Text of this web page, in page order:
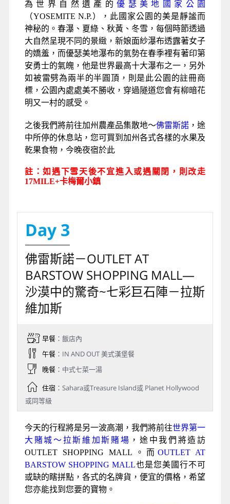
為世界自然遺產的優瑟美地國家公園
（YOSEMITE N.P.），此國家公園的美是靜謐而
神秘的。春瀑、夏綠、秋黃、冬雪，每個時節透過
大自然呈現不同的景緻，新娘面紗瀑布透露著女子
的嬌羞，而優瑟美地瀑布的氣勢在春季裡有著印第
安勇士的氣魄，他是世界最高十大瀑布之一，另外
如被雷劈為兩半的半圓頂，則是此公園的註冊商
標，公園內處處美不勝收，穿過隧道您會有柳暗花
明又一村的感受。
之後我們將前往加州農產品集散地～佛雷斯諾 ，途
中所停的休息站，您可買到加州各式各樣的水果及
乾果食物，今晚夜宿於此
註：如遇下雪天後不宜進入或遇關閉，則改走
17MILE+卡梅爾小鎮
Day 3
佛雷斯諾－OUTLET AT
BARSTOW SHOPPING MALL—
沙漠中的驚奇~七彩巨石陣－拉斯
維加斯
早餐：飯店內
午餐：IN AND OUT 美式漢堡餐
晚餐：中式七菜一湯
住宿：Sahara或Treasure Island或 Planet Hollywood
或同等級
今天的行程將是另一波高潮，我們將前往世界第一
大賭城～拉斯維加斯賭場 ，途中我們將造訪
OUTLET SHOPPING MALL。而OUTLET AT
BARSTOW SHOPPING MALL也是您美國行不可
或缺的瞎拼點，各式的名牌貨，便宜的價格，希望
您亦能找到您要的寶物。